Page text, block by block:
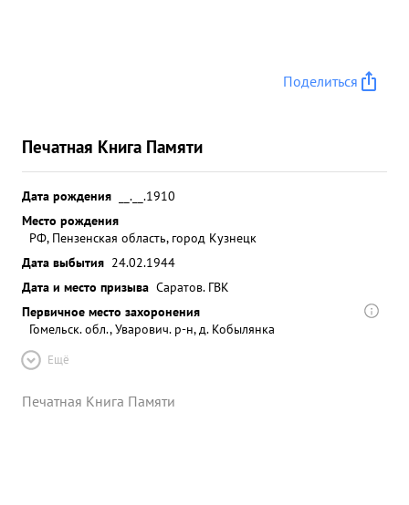
Поделиться
Печатная Книга Памяти
Дата рождения
__.__.1910
Место рождения
РФ, Пензенская область, город Кузнецк
Дата выбытия 24.02.1944
Дата и место призыва Саратов. ГВК
Первичное место захоронения
Гомельск. обл., Уварович. р-н, д. Кобылянка
Ещё
Печатная Книга Памяти